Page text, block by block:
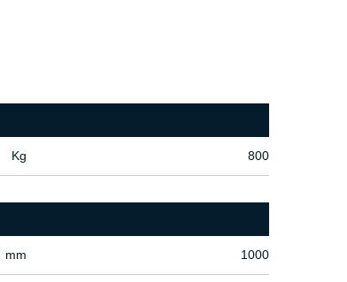
Kg 800
mm 1000